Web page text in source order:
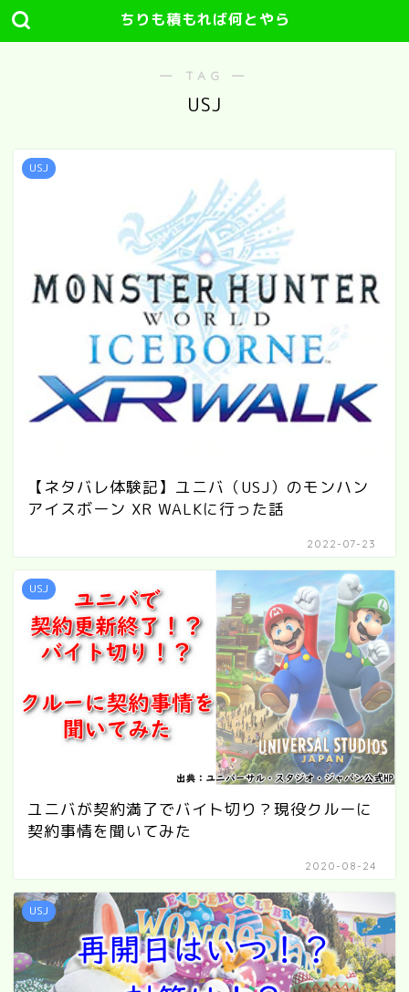
ちりも積もれば何とやら
― TAG ―
USJ
USJ
【ネタバレ体験記】ユニバ（USJ）のモンハン
アイスボーン XR WALKに行った話
2022-07-23
USJ
ユニバが契約満了でバイト切り？現役クルーに
契約事情を聞いてみた
2020-08-24
USJ